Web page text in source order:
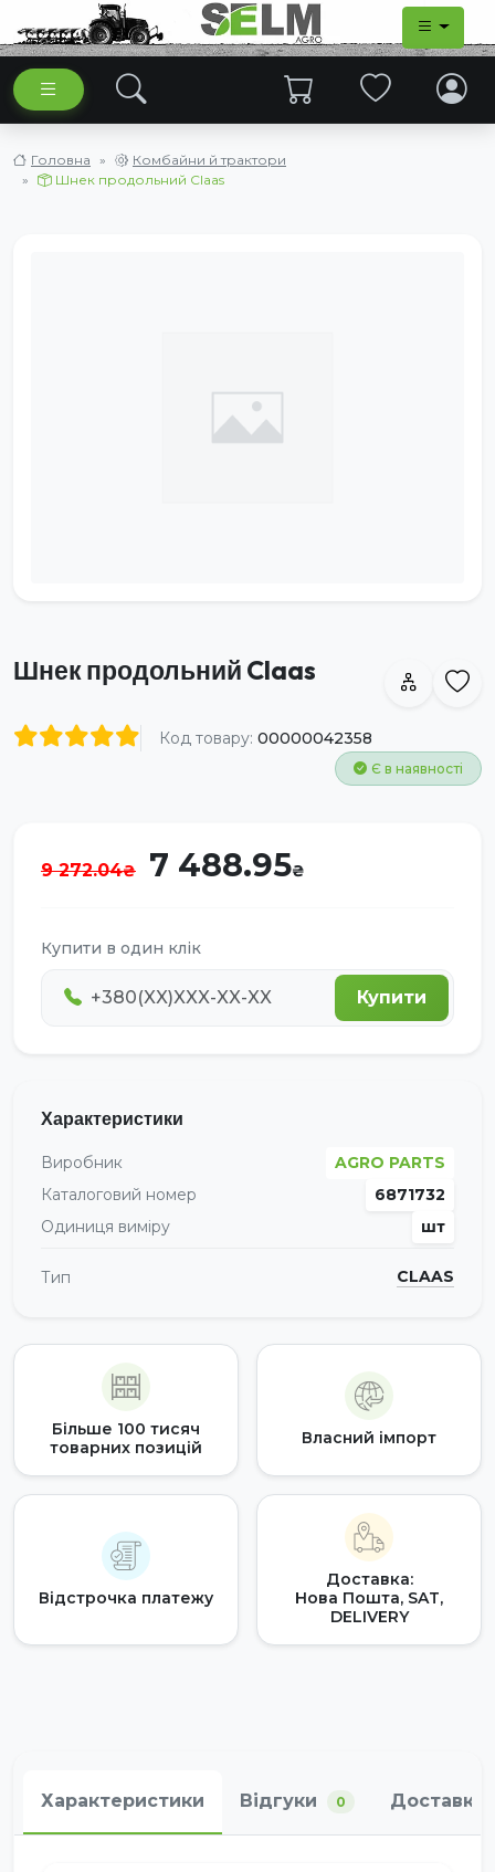
Головна
Комбайни й трактори
Шнек продольний Claas
Шнек продольний Claas
Код товару: 00000042358
Є в наявності
9 272.04 7 488.95
Купити в один клік
Купити
Характеристики
Виробник
AGRO PARTS
Каталоговий номер
6871732
Одиниця виміру
шт
Тип CLAAS
Більше 100 тисяч
товарних позицій
Власний імпорт
Відстрочка платежу
Доставка:
Нова Пошта, SAT,
DELIVERY
Характеристики Відгуки 0 Доставка